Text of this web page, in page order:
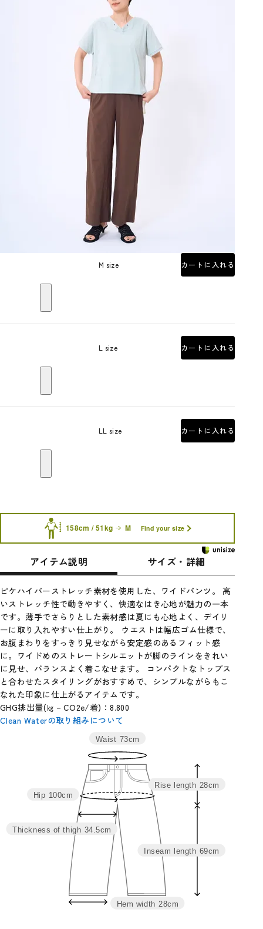
M size カートに入れる
L size カートに入れる
LL size カートに入れる
158cm / 51kg M Find your size
アイテム説明 サイズ・詳細
ピケハイパーストレッチ素材を使用した、ワイドパンツ。 高
いストレッチ性で動きやすく、快適なはき心地が魅力の一本
です。薄手でさらりとした素材感は夏にも心地よく、デイリ
ーに取り入れやすい仕上がり。 ウエストは幅広ゴム仕様で、
お腹まわりをすっきり見せながら安定感のあるフィット感
に。ワイドめのストレートシルエットが脚のラインをきれい
に見せ、バランスよく着こなせます。 コンパクトなトップス
と合わせたスタイリングがおすすめで、シンプルながらもこ
なれた印象に仕上がるアイテムです。
GHG排出量(㎏－CO2e/着)：8.800
Clean Waterの取り組みについて
ヒッ
プ
わた
り
裾
幅
下
96 33 27.5 68
95.5
100 34.5 69
LL
77 104 36
Inseam length 69cm
Rise length 28cm
Hem width 28cm
Thickness of thigh 34.5cm
Hip 100cm
Waist 73cm